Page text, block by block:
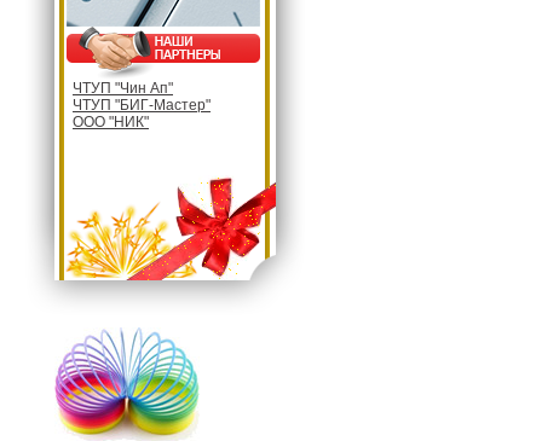
ЧТУП "Чин Ап"
ЧТУП "БИГ-Мастер"
ООО "НИК"